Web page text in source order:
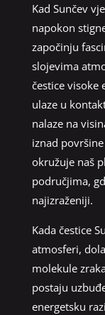
Kad Sunčev
napokon
započinju
slojevima
čestice visoke
ulaze u
nalaze na
iznad
okružuje naš
područjima,
najizraženiji.
Kada čestice
atmosferi,
molekule
postaju
energetsku